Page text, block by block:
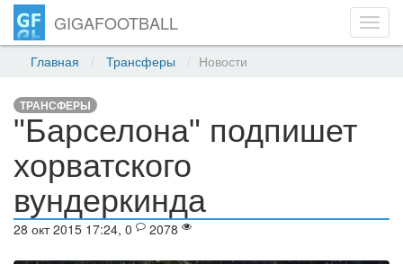
GIGAFOOTBALL
Главная Трансферы Новости
ТРАНСФЕРЫ
"Барселона" подпишет
хорватского
вундеркинда
28 окт 2015 17:24, 0 2078